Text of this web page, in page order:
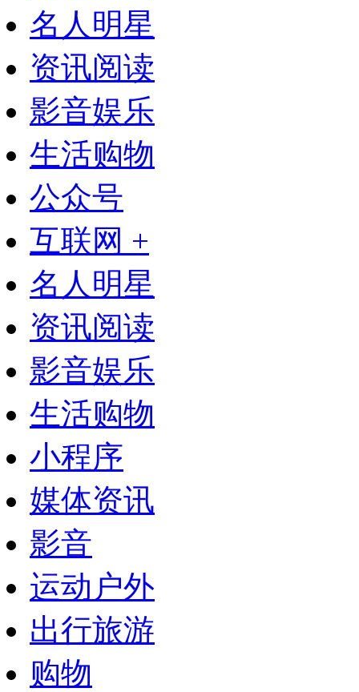
名人明星
资讯阅读
影音娱乐
生活购物
公众号
互联网 +
名人明星
资讯阅读
影音娱乐
生活购物
小程序
媒体资讯
影音
运动户外
出行旅游
购物